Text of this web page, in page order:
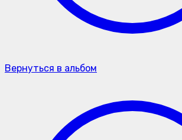
Вернуться в альбом